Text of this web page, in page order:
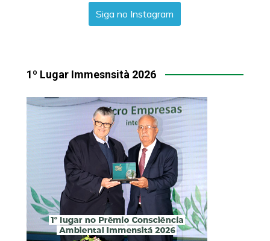
Siga no Instagram
1º Lugar Immesnsità 2026